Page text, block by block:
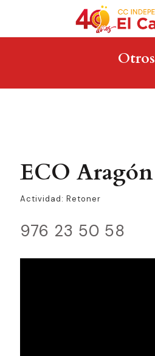
Otros
ECO Aragón
Actividad: Retoner
976 23 50 58